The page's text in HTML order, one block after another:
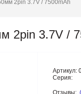
2pin 3.7V / 7500mAh
2pin 3.7V /
Артикул:
Серия:
Отзывы: